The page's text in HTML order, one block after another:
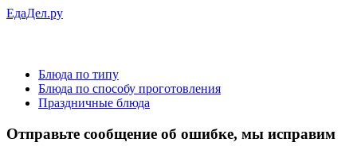
ЕдаДел.ру
Блюда по типу
Блюда по способу проготовления
Праздничные блюда
Отправьте сообщение об ошибке, мы исправим